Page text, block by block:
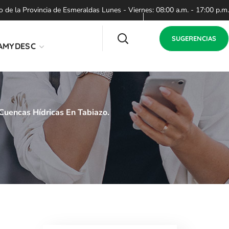
la Provincia de Esmeraldas Lunes - Viernes: 08:00 a.m. - 17:00 p.m.
SUGERENCIAS
Hídricas En Tabiazo.